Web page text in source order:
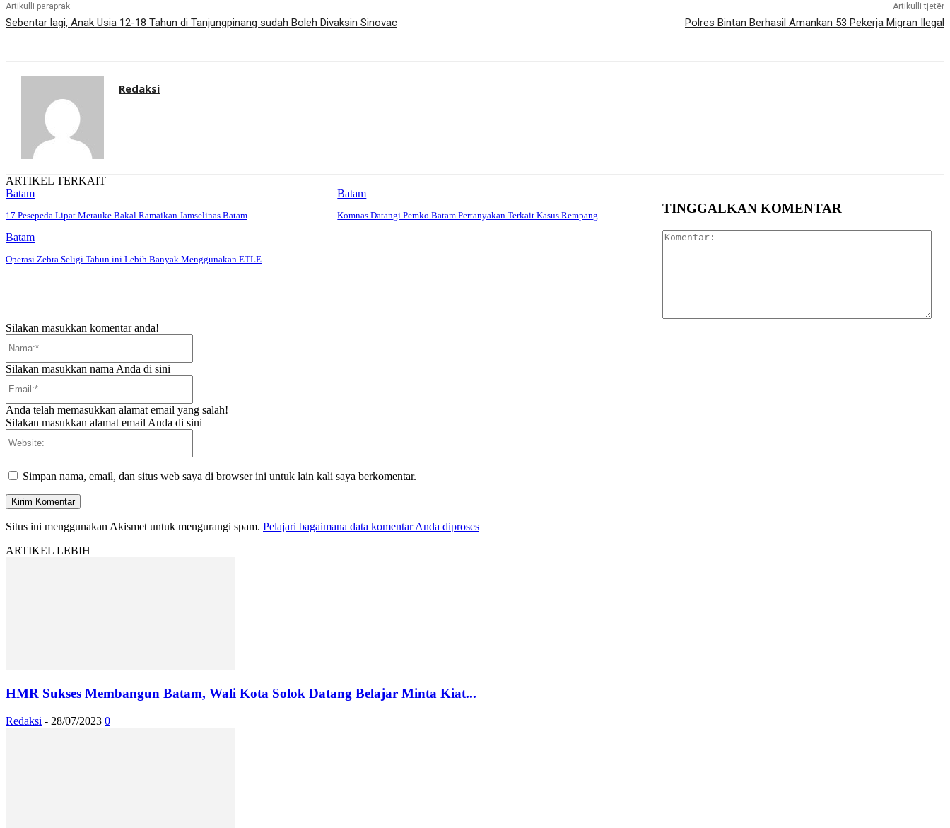
Artikulli paraprak
Sebentar lagi, Anak Usia 12-18 Tahun di Tanjungpinang sudah Boleh Divaksin Sinovac
Artikulli tjetër
Polres Bintan Berhasil Amankan 53 Pekerja Migran Ilegal
Redaksi
ARTIKEL TERKAIT
Batam
17 Pesepeda Lipat Merauke Bakal Ramaikan Jamselinas Batam
Batam
Komnas Datangi Pemko Batam Pertanyakan Terkait Kasus Rempang
Batam
Operasi Zebra Seligi Tahun ini Lebih Banyak Menggunakan ETLE
TINGGALKAN KOMENTAR
Silakan masukkan komentar anda!
Silakan masukkan nama Anda di sini
Anda telah memasukkan alamat email yang salah!
Silakan masukkan alamat email Anda di sini
Simpan nama, email, dan situs web saya di browser ini untuk lain kali saya berkomentar.
Situs ini menggunakan Akismet untuk mengurangi spam. Pelajari bagaimana data komentar Anda diproses
ARTIKEL LEBIH
HMR Sukses Membangun Batam, Wali Kota Solok Datang Belajar Minta Kiat...
Redaksi - 28/07/2023 0